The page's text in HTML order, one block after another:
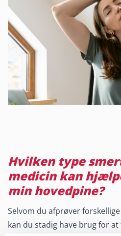
Hvilken type
medicin kan
min hovedpine?
Selvom du afprøver
kan du stadig have brug for